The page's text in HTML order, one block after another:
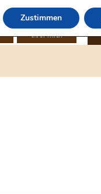
über mich
Zustimmen